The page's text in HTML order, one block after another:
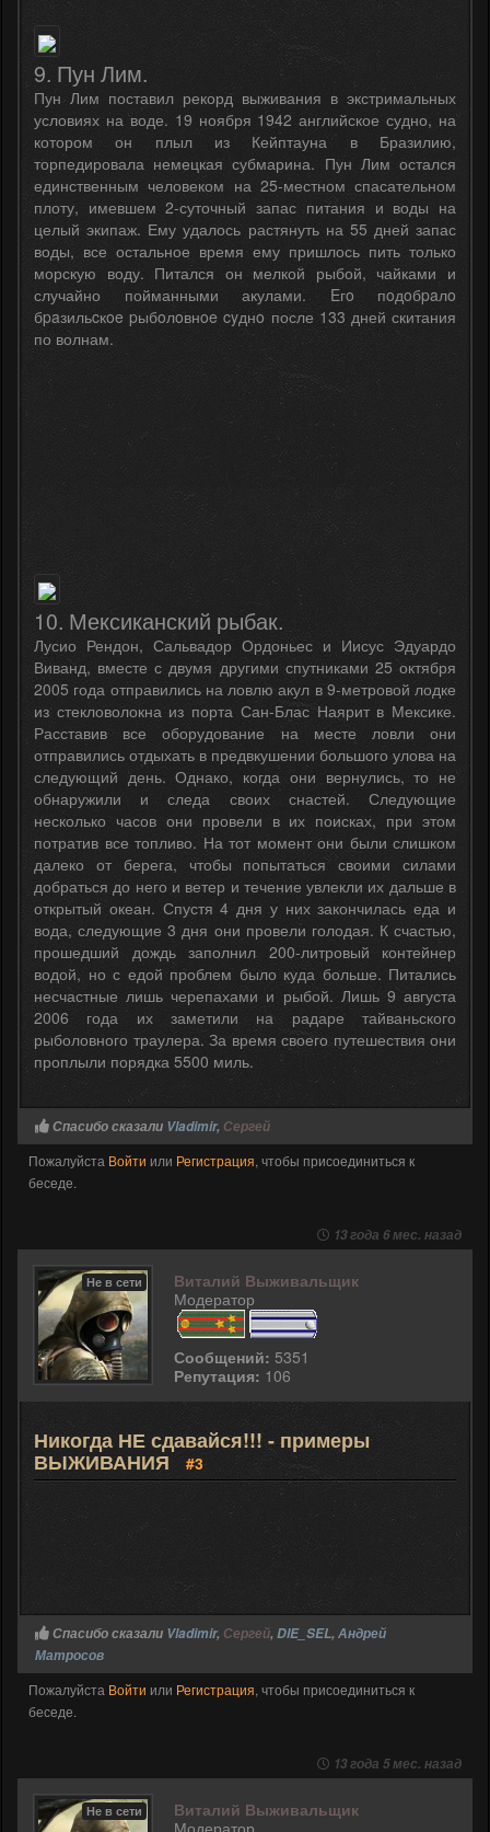
9. Пун Лим.
Пун Лим поставил рекорд выживания в экстримальных
условиях на воде. 19 ноября 1942 английское судно, на
котором он плыл из Кейптауна в Бразилию,
торпедировала немецкая субмарина. Пун Лим остался
единственным человеком на 25-местном спасательном
плоту, имевшем 2-суточный запас питания и воды на
целый экипаж. Ему удалось растянуть на 55 дней запас
воды, все остальное время ему пришлось пить только
морскую воду. Питался он мелкой рыбой, чайками и
случайно пойманными акулами. Eгo пoдoбpaлo
бpaзильcкoe pыбoлoвнoe cyднo после 133 дней скитания
по волнам.
10. Мексиканский рыбак.
Лусио Рендон, Сальвадор Ордоньес и Иисус Эдуардо
Виванд, вместе с двумя другими спутниками 25 октября
2005 года отправились на ловлю акул в 9-метровой лодке
из стекловолокна из порта Сан-Блас Наярит в Мексике.
Расставив все оборудование на месте ловли они
отправились отдыхать в предвкушении большого улова на
следующий день. Однако, когда они вернулись, то не
обнаружили и следа своих снастей. Следующие
несколько часов они провели в их поисках, при этом
потратив все топливо. На тот момент они были слишком
далеко от берега, чтобы попытаться своими силами
добраться до него и ветер и течение увлекли их дальше в
открытый океан. Спустя 4 дня у них закончилась еда и
вода, следующие 3 дня они провели голодая. К счастью,
прошедший дождь заполнил 200-литровый контейнер
водой, но с едой проблем было куда больше. Питались
несчастные лишь черепахами и рыбой. Лишь 9 августа
2006 года их заметили на радаре тайваньского
рыболовного траулера. За время своего путешествия они
проплыли порядка 5500 миль.
Спасибо сказали Vladimir, Сергей
Пожалуйста Войти или Регистрация, чтобы присоединиться к
беседе.
13 года 6 мес. назад
Не в сети
Виталий Выживальщик
Модератор
Сообщений: 5351
Репутация: 106
Никогда НЕ сдавайся!!! - примеры
ВЫЖИВАНИЯ #3
Спасибо сказали Vladimir, Сергей, DIE_SEL, Андрей
Матросов
Пожалуйста Войти или Регистрация, чтобы присоединиться к
беседе.
13 года 5 мес. назад
Не в сети
Виталий Выживальщик
Модератор